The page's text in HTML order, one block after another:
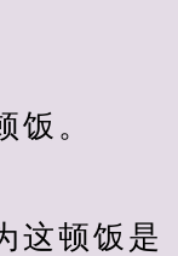
。
顿饭是